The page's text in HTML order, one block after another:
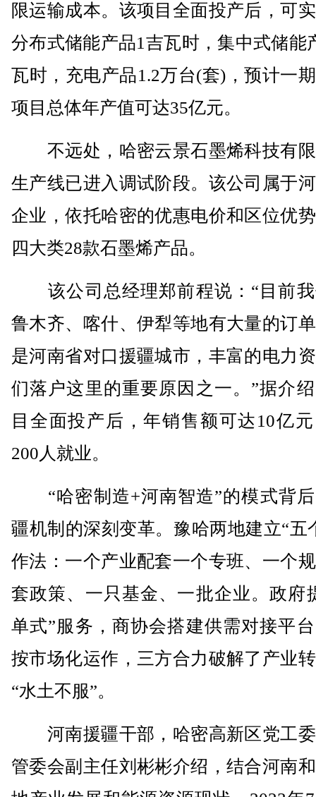
限运输成本。该项目全面投产后，可
分布式储能产品1吉瓦时，集中式储能
瓦时，充电产品1.2万台(套)，预计一
项目总体年产值可达35亿元。
不远处，哈密云景石墨烯科技有
生产线已进入调试阶段。该公司属于
企业，依托哈密的优惠电价和区位优
四大类28款石墨烯产品。
该公司总经理郑前程说：“目前我
鲁木齐、喀什、伊犁等地有大量的订
是河南省对口援疆城市，丰富的电力
们落户这里的重要原因之一。”据介
目全面投产后，年销售额可达10亿
200人就业。
“哈密制造+河南智造”的模式背后
疆机制的深刻变革。豫哈两地建立“五
作法：一个产业配套一个专班、一个
套政策、一只基金、一批企业。政府
单式”服务，商协会搭建供需对接平
按市场化运作，三方合力破解了产业
“水土不服”。
河南援疆干部，哈密高新区党工
管委会副主任刘彬彬介绍，结合河南